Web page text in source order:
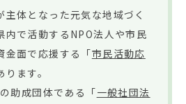
主体となった元気な地域づく
内で活動するNPO法人や市民
金面で応援する「市民活動応
ります。
助成団体である「一般社団法